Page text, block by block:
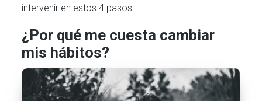
intervenir en estos 4 pasos.
¿Por qué me cuesta cambiar
mis hábitos?